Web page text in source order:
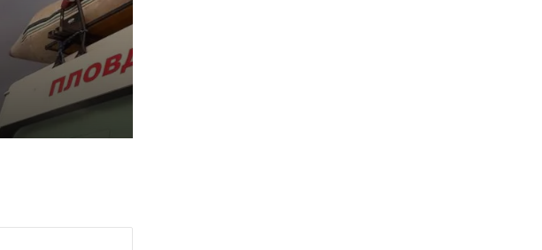
Пожарникари спасиха дете от водите на язовир край Пловдив